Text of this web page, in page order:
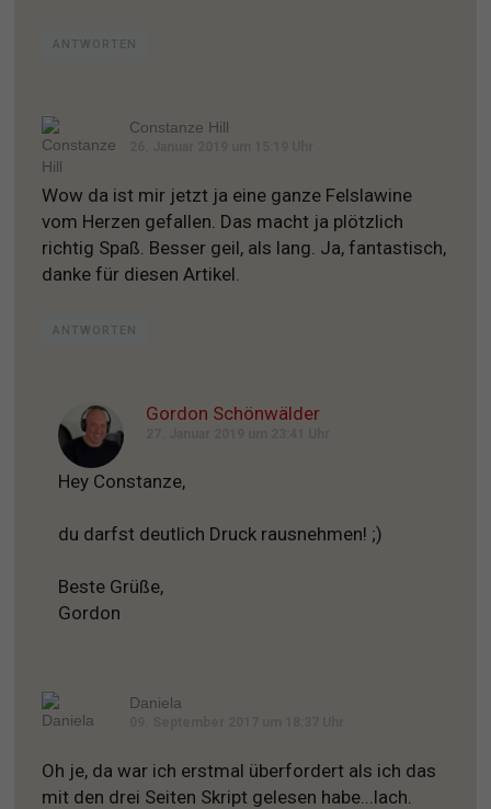
ANTWORTEN
Constanze Hill
Wow da ist mir jetzt ja eine ganze Felslawine
vom Herzen gefallen. Das macht ja plötzlich
richtig Spaß. Besser geil, als lang. Ja, fantastisch,
danke für diesen Artikel.
ANTWORTEN
Gordon Schönwälder
Hey Constanze,
du darfst deutlich Druck rausnehmen! ;)
Beste Grüße,
Gordon
Daniela
Oh je, da war ich erstmal überfordert als ich das
mit den drei Seiten Skript gelesen habe...lach.